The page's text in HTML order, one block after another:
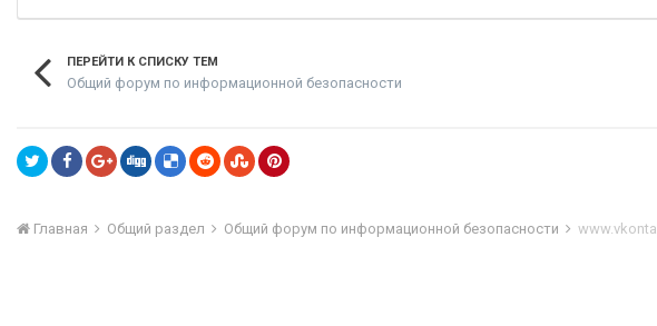
ПЕРЕЙТИ К СПИСКУ ТЕМ
Общий форум по информационной безопасности
Главная Общий раздел Общий форум по информационной безопасности